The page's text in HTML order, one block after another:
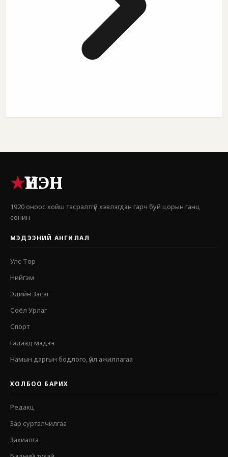
★ҮНЭН
1920 оноос хойш тасралтгүй хэвлэгдэн гарч буй цорын ганц
сонин
МЭДЭЭНИЙ АНГИЛАЛ
Улс Төр
Нийгэм
Эдийн Засаг
Соёл Урлаг
Спорт
Гадаад мэдээ
Намын даргын бодлого, үйл ажиллагаа
ХОЛБОО БАРИХ
Редакц
Зар сурталчилгаа
Захиалга